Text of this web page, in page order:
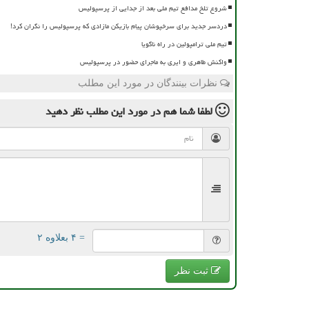
شروع تلخ مدافع تیم ملی بعد از جدایی از پرسپولیس
دردسر جدید برای سرخپوشان پیام بازیکن مازادی که پرسپولیس را نگران کرد!
تیم ملی ترامپولین در راه ناگویا
واکنش طاهری و ایری به ماجرای حضور در پرسپولیس
نظرات بینندگان در مورد این مطلب
لطفا شما همدر مورد این مطلبنظر دهید
= ۴ بعلاوه ۲
ثبت نظر